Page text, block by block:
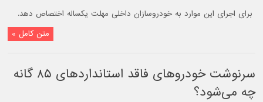
برای اجرای این موارد به خودروسازان داخلی مهلت یکساله اختصاص دهد.
متن کامل »
سرنوشت خودروهای فاقد استانداردهای ۸۵ گانه
چه می‌شود؟